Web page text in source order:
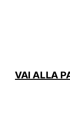
VAI ALLA